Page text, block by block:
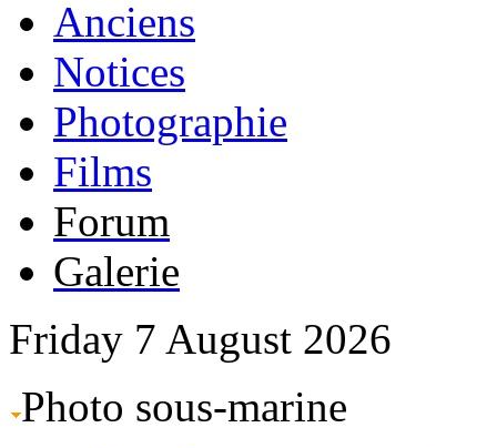
Anciens
Notices
Photographie
Films
Forum
Galerie
Friday 7 August 2026
Photo sous-marine